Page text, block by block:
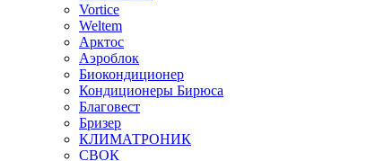
Vortice
Weltem
Арктос
Аэроблок
Биокондиционер
Кондиционеры Бирюса
Благовест
Бризер
КЛИМАТРОНИК
СВОК